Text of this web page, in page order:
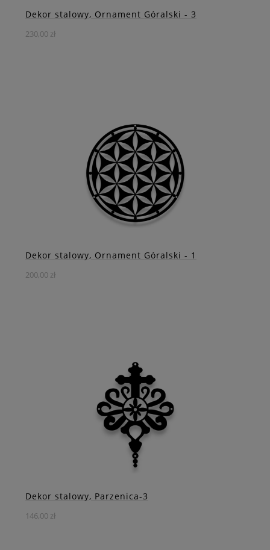
Dekor stalowy, Ornament Góralski - 3
230,00 zł
dziedzictwa i tradycji dzięki naszemu stalowemu
ornamentowi w formie okręgu.
DO KOSZYKA
ZOBACZ WIĘCEJ
Dekor stalowy, Ornament Góralski - 1
200,00 zł
Przeniknij w góralską atmosferę i bogactwo tradycji dzięki
naszej stalowej dekoracji w formie okrągłego ornamentu.
DO KOSZYKA
ZOBACZ WIĘCEJ
Dekor stalowy, Parzenica-3
146,00 zł